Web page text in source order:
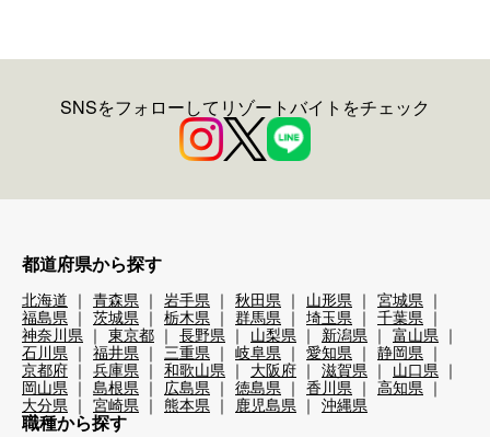
SNSをフォローしてリゾートバイトをチェック
都道府県から探す
北海道 青森県 岩手県 秋田県 山形県
宮城県
福島県
茨城県 栃木県 群馬県 埼玉県
千葉県
神奈川県
東京都 長野県 山梨県 新潟県
富山県
石川県
福井県 三重県 岐阜県 愛知県
静岡県
京都府
兵庫県 和歌山県 大阪府 滋賀県
山口県
岡山県
島根県 広島県 徳島県 香川県
高知県
大分県
宮崎県 熊本県 鹿児島県 沖縄県
職種から探す